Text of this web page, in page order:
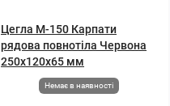
Цегла М-150 Карпати
рядова повнотіла Червона
250х120х65 мм
Немає в наявності